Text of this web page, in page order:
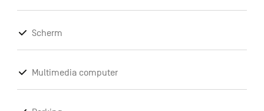
Scherm
Multimedia computer